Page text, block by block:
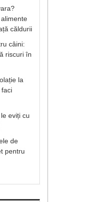
căldurii
câini:
riscuri în
la
eviți cu
de
pentru